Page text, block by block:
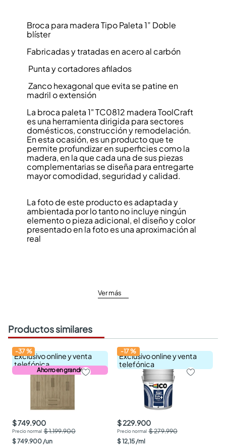
Broca para madera Tipo Paleta 1” Doble
blíster
Fabricadas y tratadas en acero al carbón
Punta y cortadores afilados
Zanco hexagonal que evita se patine en
madril o extensión
La broca paleta 1" TC0812 madera ToolCraft
es una herramienta dirigida para sectores
domésticos, construcción y remodelación.
En esta ocasión, es un producto que te
permite profundizar en superficies como la
madera, en la que cada una de sus piezas
complementarias se diseña para entregarte
mayor comodidad, seguridad y calidad.
La foto de este producto es adaptada y
ambientada por lo tanto no incluye ningún
elemento o pieza adicional, el diseño y color
presentado en la foto es una aproximación al
real
Ver más
Productos similares
Exclusivo online y venta
telefónica
Ahorro en grande
-37%
$ 749.900
$ 1.199.900
$749.900 /un
Exclusivo online y venta
telefónica
-17%
$ 229.900
$ 279.990
$12,15 /ml